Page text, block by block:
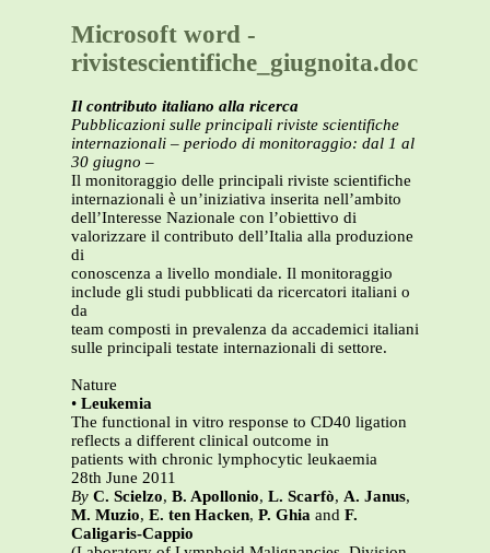
Microsoft word -
rivistescientifiche_giugnoita.doc
Il contributo italiano alla ricerca
Pubblicazioni sulle principali riviste scientifiche
internazionali – periodo di monitoraggio: dal 1 al
30 giugno –
Il monitoraggio delle principali riviste scientifiche
internazionali è un’iniziativa inserita nell’ambito
dell’Interesse Nazionale con l’obiettivo di
valorizzare il contributo dell’Italia alla produzione
di
conoscenza a livello mondiale. Il monitoraggio
include gli studi pubblicati da ricercatori italiani o
da
team composti in prevalenza da accademici italiani
sulle principali testate internazionali di settore.
Nature
• Leukemia
The functional in vitro response to CD40 ligation
reflects a different clinical outcome in
patients with chronic lymphocytic leukaemia
28th June 2011
By C. Scielzo, B. Apollonio, L. Scarfò, A. Janus,
M. Muzio, E. ten Hacken, P. Ghia and F.
Caligaris-Cappio